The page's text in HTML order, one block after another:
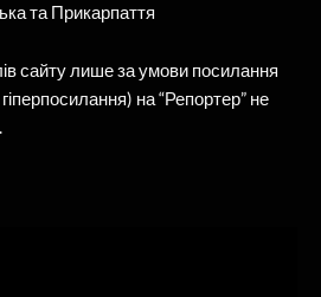
та Прикарпаття
сайту лише за умови посилання
на “Репортер” не